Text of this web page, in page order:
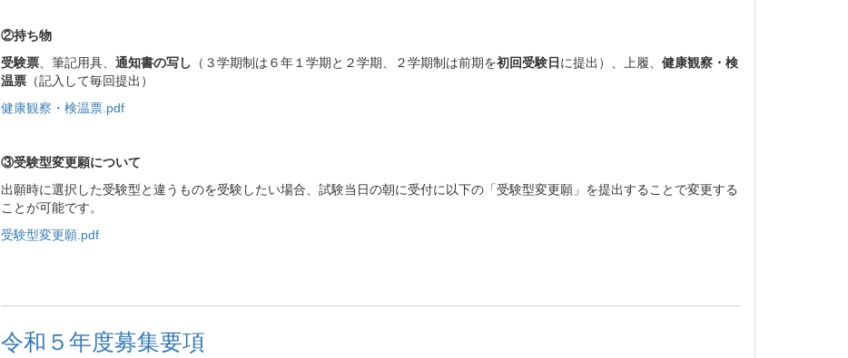
②持ち物
受験票、筆記用具、 通知書の写し （３学期制は６年１学期と２学期、２学期制は前期を初回受験日 に提出）、上履、 健康観察・検
温票（記入して毎回提出）
健康観察・検温票.pdf
③受験型変更願について
出願時に選択した受験型と違うものを受験したい場合、試験当日の朝に受付に以下の「受験型変更願」を提出することで変更する
ことが可能です。
受験型変更願.pdf
令和５年度募集要項